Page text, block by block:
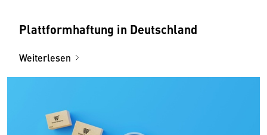
Plattformhaftung in Deutschland
Weiterlesen